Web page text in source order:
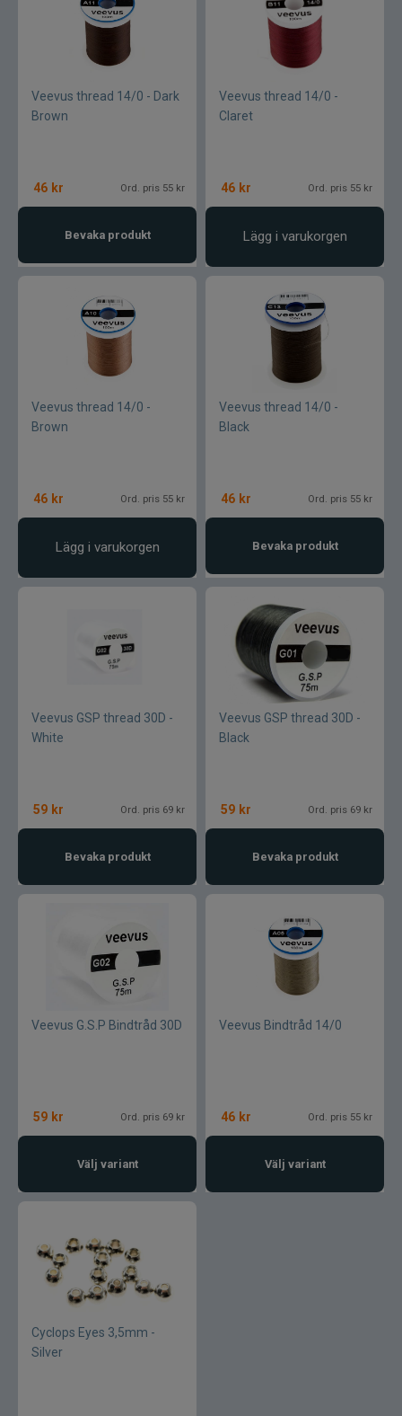
Jarvis Marine
Kamasan
Kanalgratis
Lunker City
Maxximus
Mepps
Okuma
Patriot
Pezon & Michel
Pinewood
Plano
Pikecraft
Powerbait
Veevus thread 14/0 - Dark
Brown
46 kr Ord. pris 55 kr
Bevaka produkt
Veevus thread 14/0 -
Claret
46 kr Ord. pris 55 kr
Lägg i varukorgen
Veevus thread 14/0 -
Brown
46 kr Ord. pris 55 kr
Lägg i varukorgen
Veevus thread 14/0 -
Black
46 kr Ord. pris 55 kr
Bevaka produkt
Veevus GSP thread 30D -
White
59 kr Ord. pris 69 kr
Bevaka produkt
Veevus GSP thread 30D -
Black
59 kr Ord. pris 69 kr
Bevaka produkt
Veevus G.S.P Bindtråd 30D
59 kr Ord. pris 69 kr
Välj variant
Veevus Bindtråd 14/0
46 kr Ord. pris 55 kr
Välj variant
Cyclops Eyes 3,5mm -
Silver